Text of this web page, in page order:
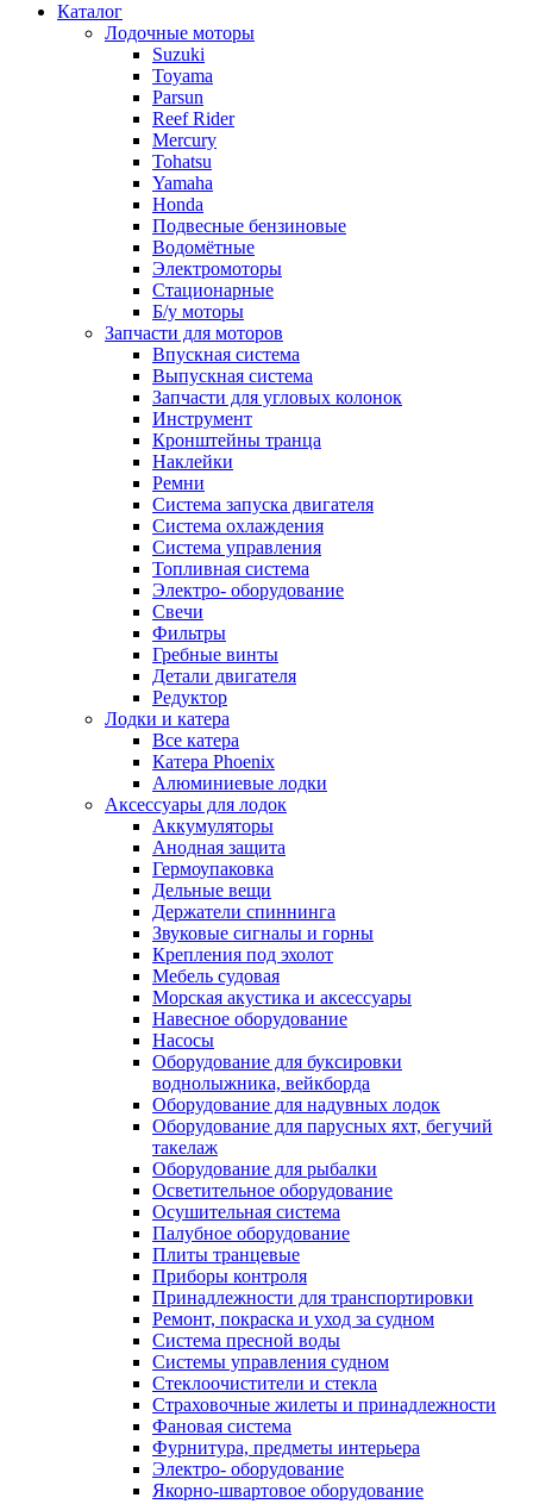
Каталог
Лодочные моторы
Suzuki
Toyama
Parsun
Reef Rider
Mercury
Tohatsu
Yamaha
Honda
Подвесные бензиновые
Водомётные
Электромоторы
Стационарные
Б/у моторы
Запчасти для моторов
Впускная система
Выпускная система
Запчасти для угловых колонок
Инструмент
Кронштейны транца
Наклейки
Ремни
Система запуска двигателя
Система охлаждения
Система управления
Топливная система
Электро- оборудование
Свечи
Фильтры
Гребные винты
Детали двигателя
Редуктор
Лодки и катера
Все катера
Катера Phoenix
Алюминиевые лодки
Аксессуары для лодок
Аккумуляторы
Анодная защита
Гермоупаковка
Дельные вещи
Держатели спиннинга
Звуковые сигналы и горны
Крепления под эхолот
Мебель судовая
Морская акустика и аксессуары
Навесное оборудование
Насосы
Оборудование для буксировки
воднолыжника, вейкборда
Оборудование для надувных лодок
Оборудование для парусных яхт, бегучий
такелаж
Оборудование для рыбалки
Осветительное оборудование
Осушительная система
Палубное оборудование
Плиты транцевые
Приборы контроля
Принадлежности для транспортировки
Ремонт, покраска и уход за судном
Система пресной воды
Системы управления судном
Стеклоочистители и стекла
Страховочные жилеты и принадлежности
Фановая система
Фурнитура, предметы интерьера
Электро- оборудование
Якорно-швартовое оборудование